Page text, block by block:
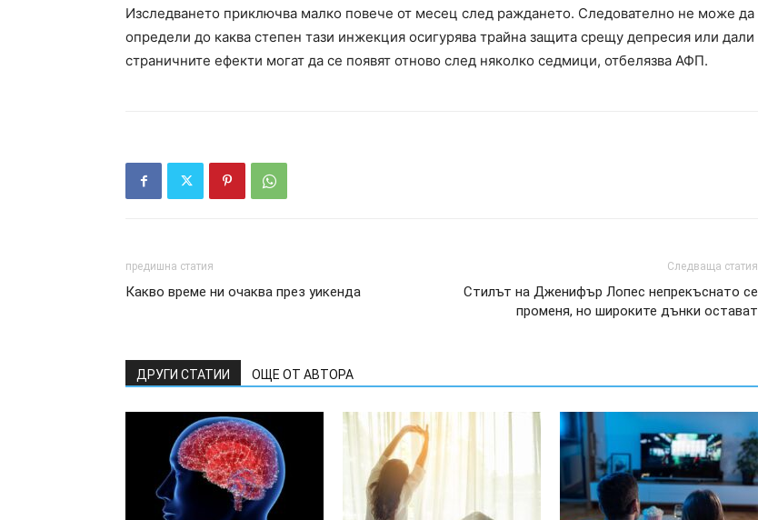
Изследването приключва малко повече от месец след раждането. Следователно не може да
определи до каква степен тази инжекция осигурява трайна защита срещу депресия или дали
страничните ефекти могат да се появят отново след няколко седмици, отбелязва АФП.
предишна статия
Какво време ни очаква през уикенда
Следваща статия
Стилът на Дженифър Лопес непрекъснато се
променя, но широките дънки остават
ДРУГИ СТАТИИ ОЩЕ ОТ АВТОРА